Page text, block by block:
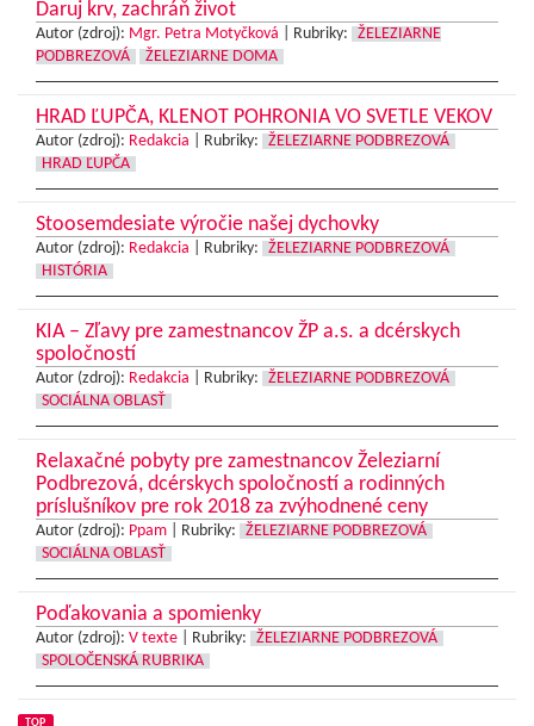
Daruj krv, zachráň život
Autor (zdroj): Mgr. Petra Motyčková Rubriky:
ŽELEZIARNE
PODBREZOVÁ
ŽELEZIARNE DOMA
HRAD ĽUPČA, KLENOT POHRONIA VO SVETLE VEKOV
Autor (zdroj): Redakcia Rubriky:
ŽELEZIARNE PODBREZOVÁ
HRAD ĽUPČA
Stoosemdesiate výročie našej dychovky
Autor (zdroj): Redakcia Rubriky:
ŽELEZIARNE PODBREZOVÁ
HISTÓRIA
KIA – Zľavy pre zamestnancov ŽP a.s. a dcérskych
spoločností
Autor (zdroj): Redakcia Rubriky:
ŽELEZIARNE PODBREZOVÁ
SOCIÁLNA OBLASŤ
Relaxačné pobyty pre zamestnancov Železiarní
Podbrezová, dcérskych spoločností a rodinných
príslušníkov pre rok 2018 za zvýhodnené ceny
Autor (zdroj): Ppam Rubriky:
ŽELEZIARNE PODBREZOVÁ
SOCIÁLNA OBLASŤ
Poďakovania a spomienky
Autor (zdroj): V texte Rubriky:
ŽELEZIARNE PODBREZOVÁ
SPOLOČENSKÁ RUBRIKA
TOP